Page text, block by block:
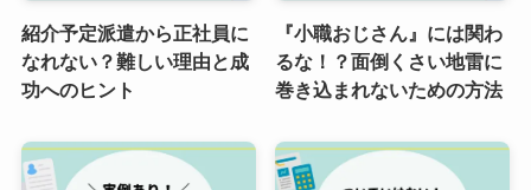
紹介予定派遣から正社員に
なれない？難しい理由と成
功へのヒント
『小職おじさん』には関わ
るな！？面倒くさい地雷に
巻き込まれないための方法